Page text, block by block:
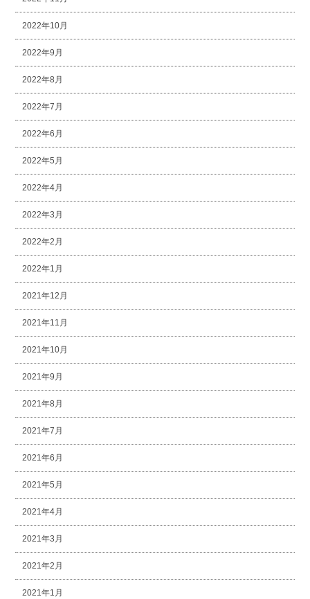
2022年10月
2022年9月
2022年8月
2022年7月
2022年6月
2022年5月
2022年4月
2022年3月
2022年2月
2022年1月
2021年12月
2021年11月
2021年10月
2021年9月
2021年8月
2021年7月
2021年6月
2021年5月
2021年4月
2021年3月
2021年2月
2021年1月